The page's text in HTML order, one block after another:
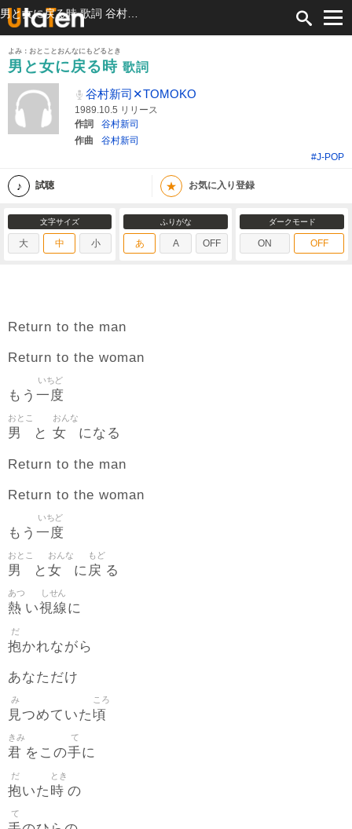
よみ：おとことおんなにもどるとき
男と女に戻る時 歌詞
谷村新司✕TOMOKO
1989.10.5 リリース
作詞
谷村新司
作曲
谷村新司
#J-POP
試聴 ★ お気に入り登録
文字サイズ
大 中 小
ふりがな
あ A OFF
ダークモード
ON OFF
Return to the man
Return to the woman
もう 一度
いちど
男
おとこ
と 女
おんな
になる
Return to the man
Return to the woman
もう 一度
いちど
男
おとこ
と 女
おんな
に戻
もど
る
熱
あつ
い視線
しせん
に
抱
だ
かれながら
あなただけ
見
み
つめていた頃
ころ
君
きみ
をこの手
て
に
抱
だ
いた 時
とき
の
て